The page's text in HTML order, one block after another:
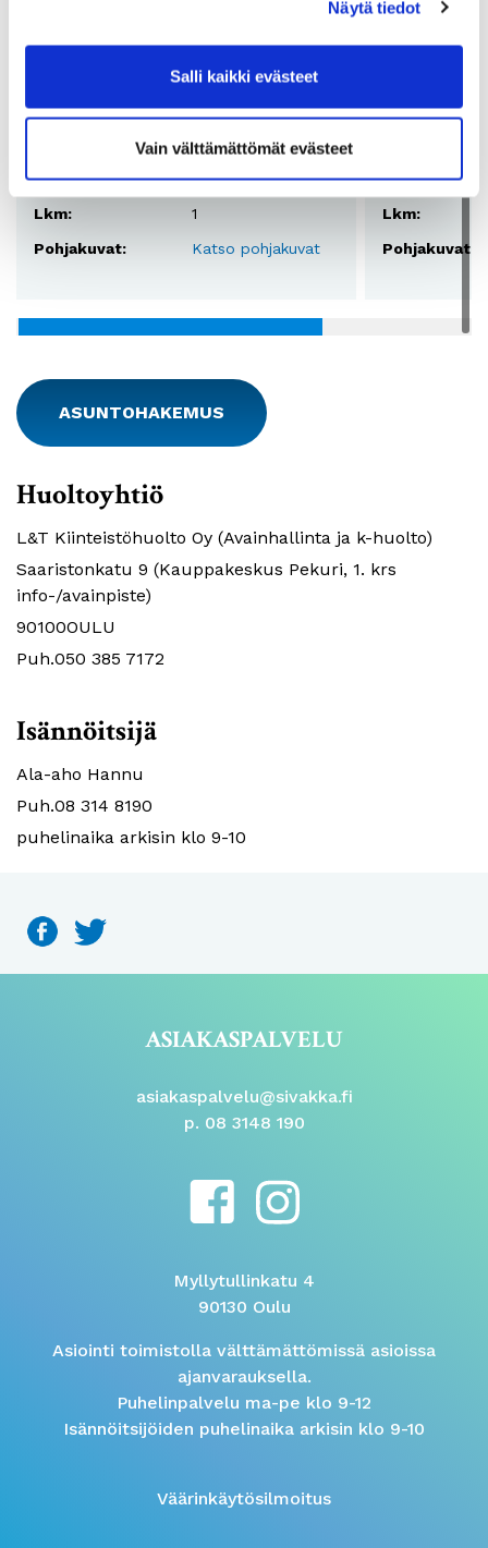
Näytä tiedot
Salli kaikki evästeet
Vain välttämättömät evästeet
Asunnot
Huoneistotyyppi:
1H+TK
50,5m2
Vuokra:
809€
Lkm:
1
Pohjakuvat:
Katso pohjakuvat
Vuokra:
Lkm:
Pohjakuvat:
ASUNTOHAKEMUS
Huoltoyhtiö
L&T Kiinteistöhuolto Oy (Avainhallinta ja k-huolto)
Saaristonkatu 9 (Kauppakeskus Pekuri, 1. krs
info-/avainpiste)
90100OULU
Puh.050 385 7172
Isännöitsijä
Ala-aho Hannu
Puh.08 314 8190
puhelinaika arkisin klo 9-10
ASIAKASPALVELU
asiakaspalvelu@sivakka.fi
p. 08 3148 190
Myllytullinkatu 4
90130 Oulu
Asiointi toimistolla välttämättömissä asioissa
ajanvarauksella.
Puhelinpalvelu ma-pe klo 9-12
Isännöitsijöiden puhelinaika arkisin klo 9-10
Väärinkäytösilmoitus